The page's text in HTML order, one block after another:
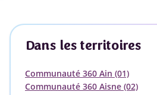
Dans les territoires
Communauté 360 Ain (01)
Communauté 360 Aisne (02)